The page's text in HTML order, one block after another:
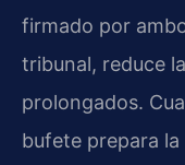
firmado por
tribunal, reduce
prolongados.
bufete prepara